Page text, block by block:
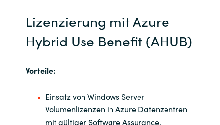
Serbia
Spain
Lizenzierung mit Azure
Hybrid Use Benefit (AHUB)
Vorteile:
Einsatz von Windows Server
Volumenlizenzen in Azure Datenzentren
mit gültiger Software Assurance.